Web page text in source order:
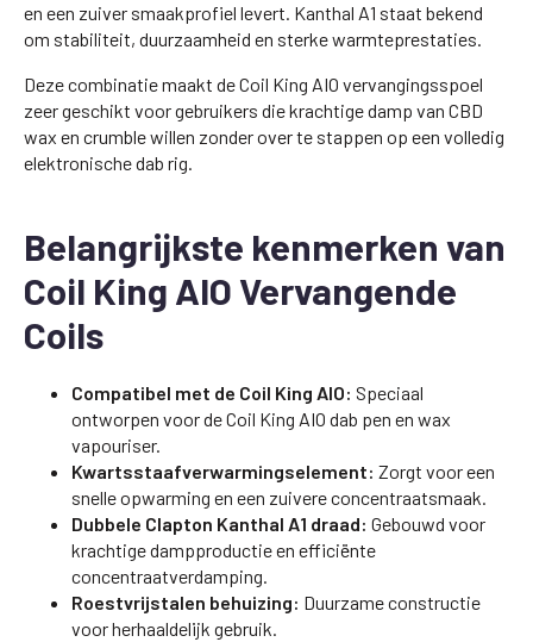
en een zuiver smaakprofiel levert. Kanthal A1 staat bekend
om stabiliteit, duurzaamheid en sterke warmteprestaties.
Deze combinatie maakt de Coil King AIO vervangingsspoel
zeer geschikt voor gebruikers die krachtige damp van CBD
wax en crumble willen zonder over te stappen op een volledig
elektronische dab rig.
Belangrijkste kenmerken van
Coil King AIO Vervangende
Coils
Compatibel met de Coil King AIO: Speciaal
ontworpen voor de Coil King AIO dab pen en wax
vapouriser.
Kwartsstaafverwarmingselement: Zorgt voor een
snelle opwarming en een zuivere concentraatsmaak.
Dubbele Clapton Kanthal A1 draad: Gebouwd voor
krachtige dampproductie en efficiënte
concentraatverdamping.
Roestvrijstalen behuizing: Duurzame constructie
voor herhaaldelijk gebruik.